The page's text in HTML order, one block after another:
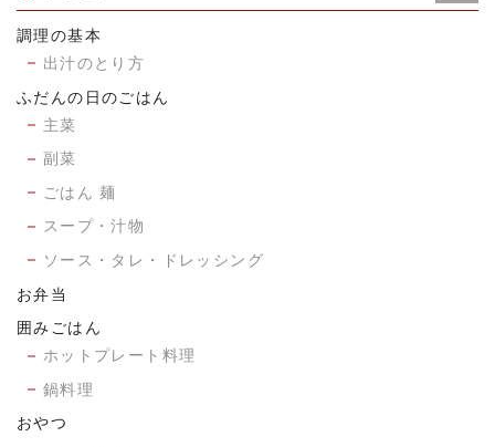
調理の基本
出汁のとり方
ふだんの日のごはん
主菜
副菜
ごはん 麺
スープ・汁物
ソース・タレ・ドレッシング
お弁当
囲みごはん
ホットプレート料理
鍋料理
おやつ